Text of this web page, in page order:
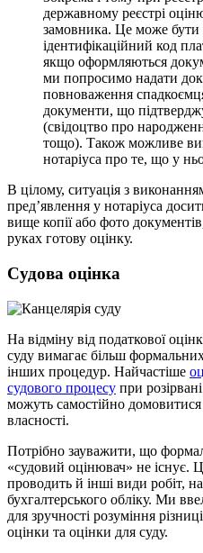
державному реєстрі
замовника. Це може бути
ідентифікаційний код
якщо оформляються
ми попросимо надати
повноваження
документи, що
(свідоцтво про
тощо). Також можливе
нотаріуса про те, що у
В цілому, ситуація з
пред’явлення у нотаріуса
вище копії або фото
руках готову оцінку.
Судова оцінка
На відміну від податкової
суду вимагає більш
інших процедур. Найчастіше
судового процесу при
можуть самостійно
власності.
Потрібно зауважити, що
«судовий оцінювач» не існує.
проводить й інші види робіт,
бухгалтерського обліку. Ми
для зручності розуміння
оцінки та оцінки для суду.